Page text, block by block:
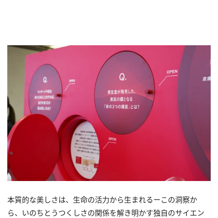
本質的な美しさは、生命の活力から生まれるーこの洞察か
ら、いのちとうつくしさの関係を解き明かす独自のサイエン